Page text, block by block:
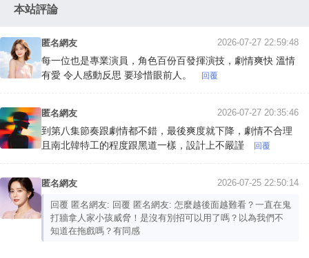
本站評論
匿名網友 2026-07-27 22:59:48
每一位也是專業演員，角色百份百發揮演技，劇情爽快 溫情
有愛 令人感動反思 要珍惜眼前人。
回覆
匿名網友 2026-07-27 20:35:46
到第八集節奏跟劇情都不錯，最後爽度就下降，劇情不合理
且南北韓特工的程度跟黑道一樣，設計上不嚴謹
回覆
匿名網友 2026-07-25 22:50:14
回覆 匿名網友: 回覆 匿名網友: 怎麼越後面越難看？一直在鬼
打牆拿人家小孩威脅！是沒有別招可以用了嗎？以為我們不
知道在拖戲嗎？有同感